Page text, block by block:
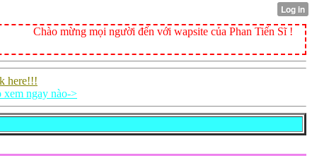
Chào mừng mọi người đến với wapsite của Phan Tiến Sĩ !
here!!!
xem ngay nào->